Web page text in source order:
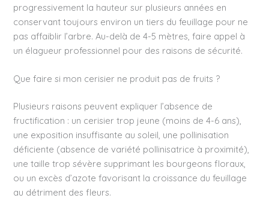
progressivement la hauteur sur plusieurs années en
conservant toujours environ un tiers du feuillage pour ne
pas affaiblir l’arbre. Au-delà de 4-5 mètres, faire appel à
un élagueur professionnel pour des raisons de sécurité.
Que faire si mon cerisier ne produit pas de fruits ?
Plusieurs raisons peuvent expliquer l’absence de
fructification : un cerisier trop jeune (moins de 4-6 ans),
une exposition insuffisante au soleil, une pollinisation
déficiente (absence de variété pollinisatrice à proximité),
une taille trop sévère supprimant les bourgeons floraux,
ou un excès d’azote favorisant la croissance du feuillage
au détriment des fleurs.